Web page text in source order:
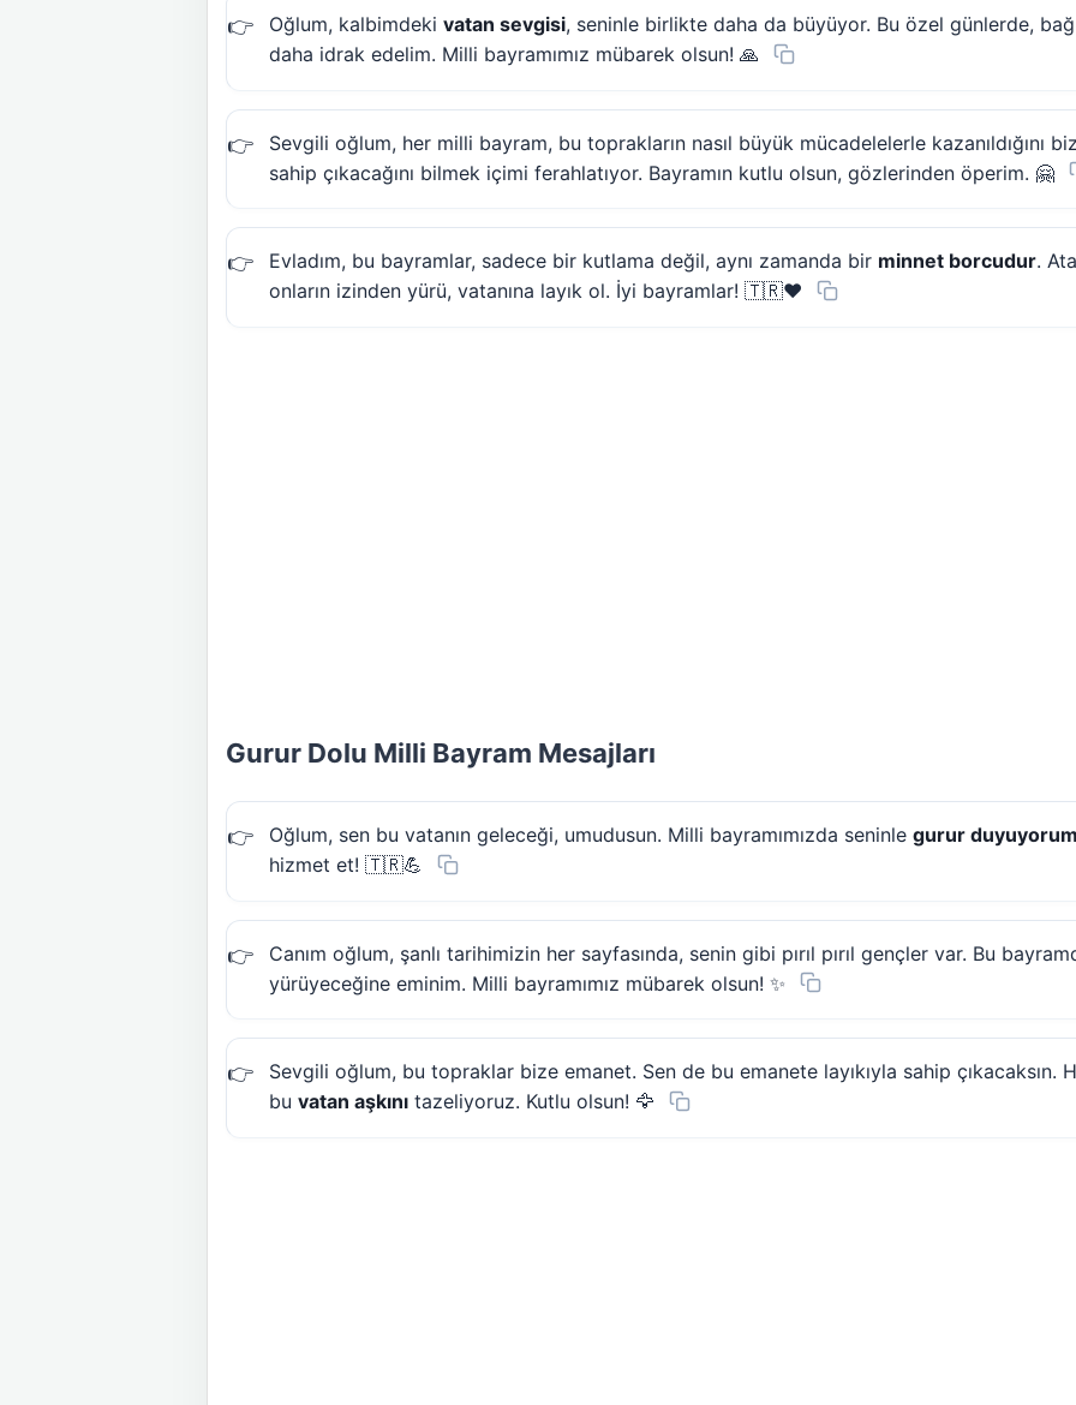
Oğlum, kalbimdeki vatan sevgisi, seninle birlikte daha da büyüyor. Bu özel günlerde,
daha idrak edelim. Milli bayramımız mübarek olsun! 🙏
Sevgili oğlum, her milli bayram, bu toprakların nasıl büyük mücadelelerle kazanıldığını
sahip çıkacağını bilmek içimi ferahlatıyor. Bayramın kutlu olsun, gözlerinden öperim. 🤗
Evladım, bu bayramlar, sadece bir kutlama değil, aynı zamanda bir minnet borcudur.
onların izinden yürü, vatanına layık ol. İyi bayramlar! 🇹🇷❤️
Gurur Dolu Milli Bayram Mesajları
Oğlum, sen bu vatanın geleceği, umudusun. Milli bayramımızda seninle gurur
hizmet et! 🇹🇷💪
Canım oğlum, şanlı tarihimizin her sayfasında, senin gibi pırıl pırıl gençler var. Bu
yürüyeceğine eminim. Milli bayramımız mübarek olsun! ✨
Sevgili oğlum, bu topraklar bize emanet. Sen de bu emanete layıkıyla sahip
bu vatan aşkını tazeliyoruz. Kutlu olsun! 🦅